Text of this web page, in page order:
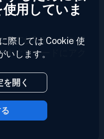
ですか?あなたのプ
すぐフィードにアク
用していま
際しては Cookie 使
いします。
開く